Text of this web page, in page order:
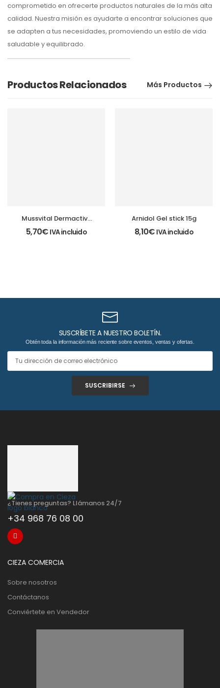
comprometido en ofrecerte productos naturales de la más alta
calidad. Nuestra misión es ayudarte a encontrar soluciones que
se adapten a tus necesidades, promoviendo un estilo de vida
saludable y equilibrado.
Productos Relacionados Más Productos
Mussvital Dermactive
Intim adulto
5,70€ IVA incluido
Arnidol Gel stick 15g
8,10€ IVA incluido
SUSCRÍBETE A NUESTRO BOLETÍN.
Obtén toda la información más reciente sobre eventos, ventas y ofertas.
SUSCRIBIRSE
¿Tienes preguntas? Llámanos 24/7
+34 968 76 08 00
CIEZA COMERCIA
Sobre nosotros
Contáctanos
Conviértete en Vendedor